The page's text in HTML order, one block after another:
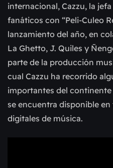
internacional, Cazzu, la
fanáticos con “Peli-Culeo
lanzamiento del año, en
La Ghetto, J. Quiles y
parte de la producción
cual Cazzu ha recorrido
importantes del
se encuentra disponible
digitales de música.